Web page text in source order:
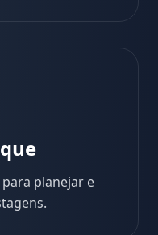
planejar e